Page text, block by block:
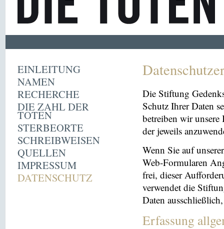
EINLEITUNG
NAMEN
RECHERCHE
DIE ZAHL DER
TOTEN
STERBEORTE
SCHREIBWEISEN
QUELLEN
IMPRESSUM
DATENSCHUTZ
Die Stiftung
Schutz Ihrer Daten
betreiben wir
der jeweils
Wenn Sie auf
Web-Formularen
frei, dieser
verwendet die
Daten
Erfassung